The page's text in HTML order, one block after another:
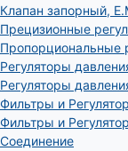
Клапан запорный,
Прецизионные
Пропорциональные
Регуляторы
Регуляторы
Фильтры и
Фильтры и
Соединение